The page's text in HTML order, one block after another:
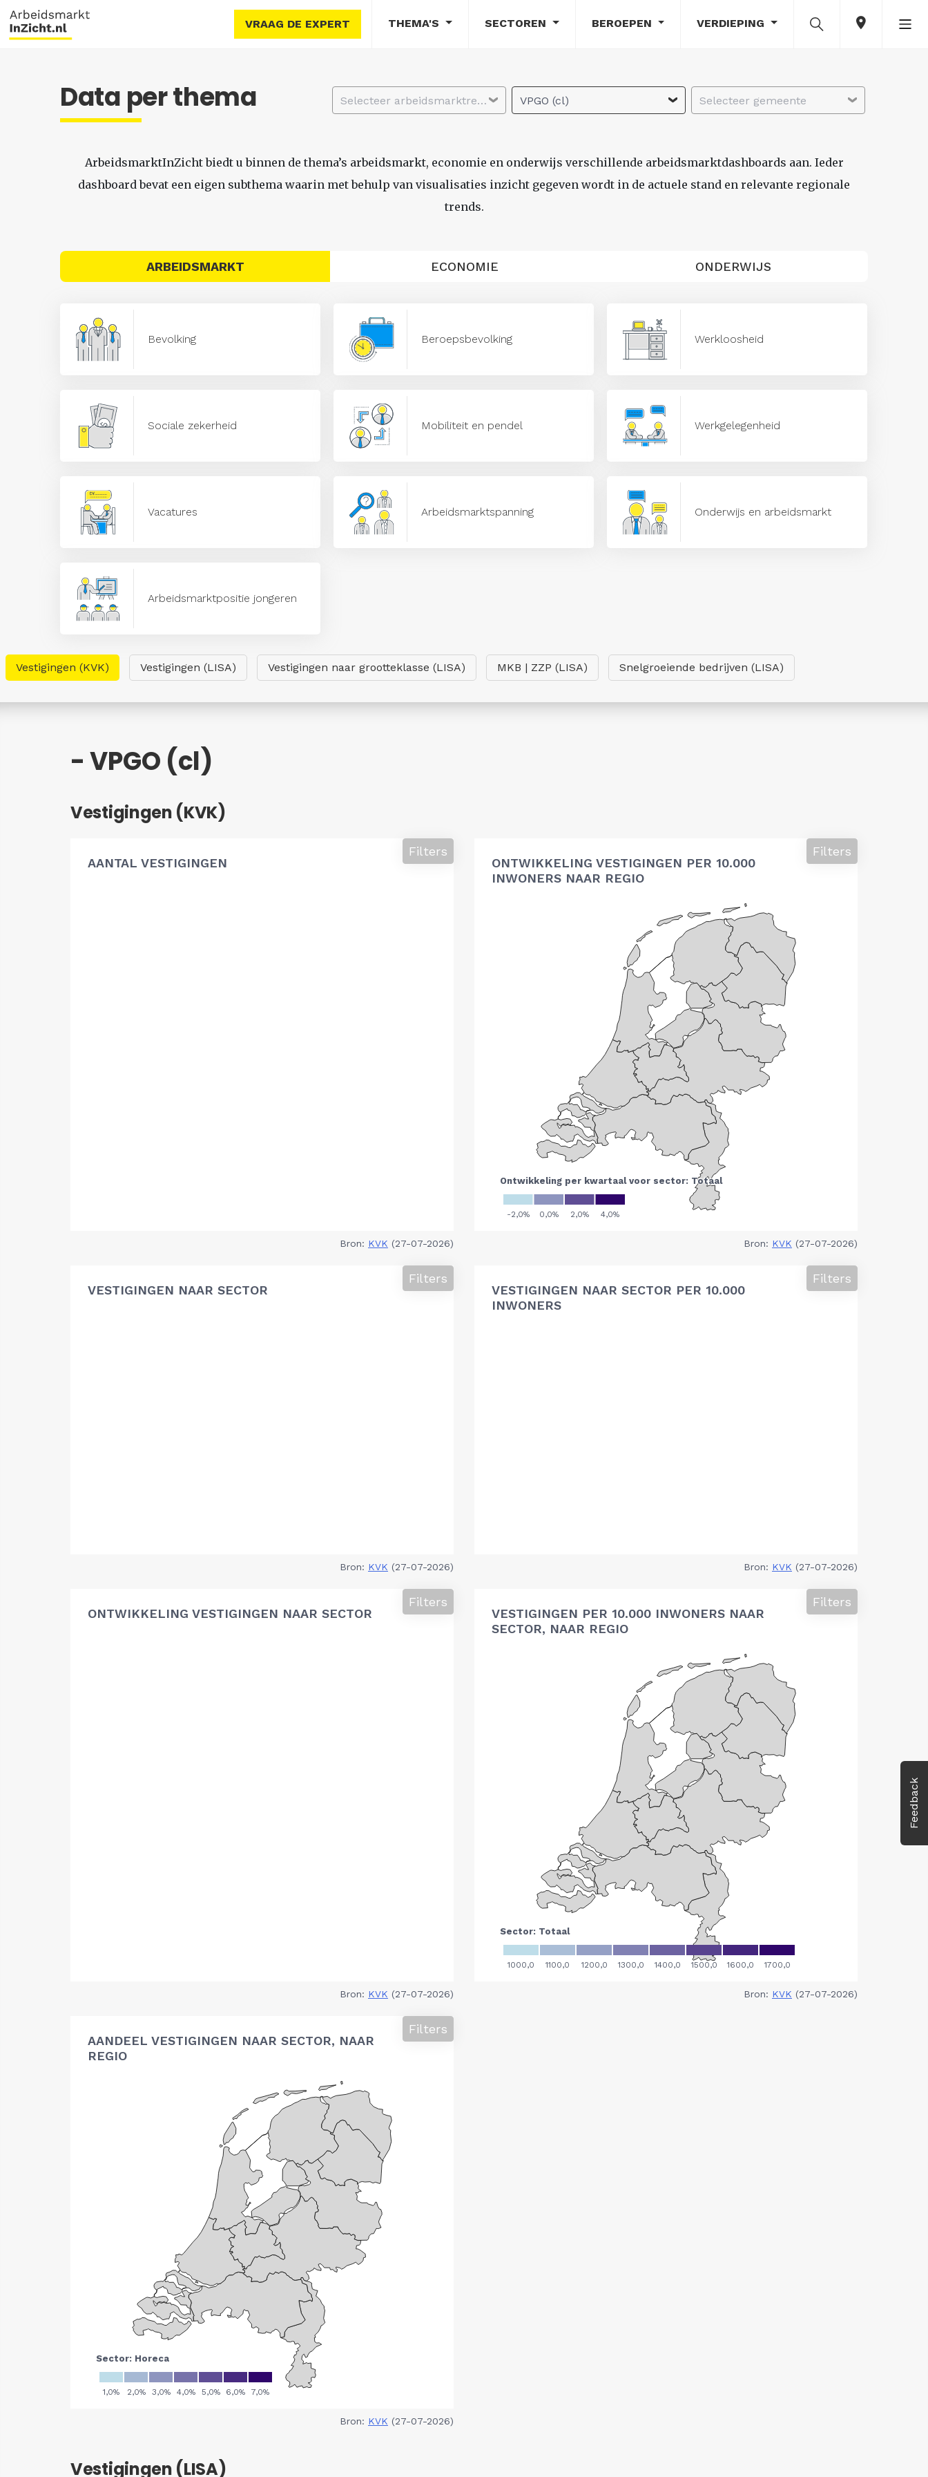
VRAAG DE EXPERT THEMA'S SECTOREN BEROEPEN VERDIEPING
Feedback
Data per thema Selecteer arbeidsmarktregio VPGO (cl) Selecteer gemeente
ArbeidsmarktInZicht biedt u binnen de thema’s arbeidsmarkt, economie en onderwijs verschillende arbeidsmarktdashboards aan. Ieder
dashboard bevat een eigen subthema waarin met behulp van visualisaties inzicht gegeven wordt in de actuele stand en relevante regionale
trends.
ARBEIDSMARKT ECONOMIE ONDERWIJS
Bevolking Beroepsbevolking Werkloosheid
Sociale zekerheid Mobiliteit en pendel Werkgelegenheid
Vacatures Arbeidsmarktspanning Onderwijs en arbeidsmarkt
Arbeidsmarktpositie jongeren
Vestigingen (KVK) Vestigingen (LISA) Vestigingen naar grootteklasse (LISA) MKB | ZZP (LISA) Snelgroeiende bedrijven (LISA)
- VPGO (cl)
Vestigingen (KVK)
AANTAL VESTIGINGEN
Filters
Bron: KVK (27-07-2026)
ONTWIKKELING VESTIGINGEN PER 10.000
INWONERS NAAR REGIO
Filters
Bron: KVK (27-07-2026)
VESTIGINGEN NAAR SECTOR
Filters
Bron: KVK (27-07-2026)
VESTIGINGEN NAAR SECTOR PER 10.000
INWONERS
Filters
Bron: KVK (27-07-2026)
ONTWIKKELING VESTIGINGEN NAAR SECTOR
Filters
Bron: KVK (27-07-2026)
VESTIGINGEN PER 10.000 INWONERS NAAR
SECTOR, NAAR REGIO
Filters
Bron: KVK (27-07-2026)
AANDEEL VESTIGINGEN NAAR SECTOR, NAAR
REGIO
Filters
Bron: KVK (27-07-2026)
Vestigingen (LISA)